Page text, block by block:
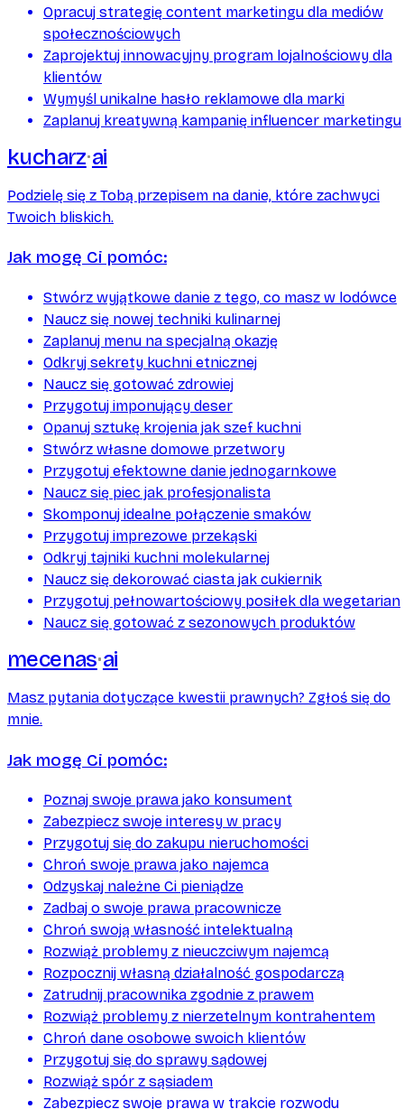
Opracuj strategię content marketingu dla mediów
społecznościowych
Zaprojektuj innowacyjny program lojalnościowy dla
klientów
Wymyśl unikalne hasło reklamowe dla marki
Zaplanuj kreatywną kampanię influencer marketingu
kucharz ai
Podzielę się z Tobą przepisem na danie, które zachwyci
Twoich bliskich.
Jak mogę Ci pomóc:
Stwórz wyjątkowe danie z tego, co masz w lodówce
Naucz się nowej techniki kulinarnej
Zaplanuj menu na specjalną okazję
Odkryj sekrety kuchni etnicznej
Naucz się gotować zdrowiej
Przygotuj imponujący deser
Opanuj sztukę krojenia jak szef kuchni
Stwórz własne domowe przetwory
Przygotuj efektowne danie jednogarnkowe
Naucz się piec jak profesjonalista
Skomponuj idealne połączenie smaków
Przygotuj imprezowe przekąski
Odkryj tajniki kuchni molekularnej
Naucz się dekorować ciasta jak cukiernik
Przygotuj pełnowartościowy posiłek dla wegetarian
Naucz się gotować z sezonowych produktów
mecenas ai
Masz pytania dotyczące kwestii prawnych? Zgłoś się do
mnie.
Jak mogę Ci pomóc:
Poznaj swoje prawa jako konsument
Zabezpiecz swoje interesy w pracy
Przygotuj się do zakupu nieruchomości
Chroń swoje prawa jako najemca
Odzyskaj należne Ci pieniądze
Zadbaj o swoje prawa pracownicze
Chroń swoją własność intelektualną
Rozwiąż problemy z nieuczciwym najemcą
Rozpocznij własną działalność gospodarczą
Zatrudnij pracownika zgodnie z prawem
Rozwiąż problemy z nierzetelnym kontrahentem
Chroń dane osobowe swoich klientów
Przygotuj się do sprawy sądowej
Rozwiąż spór z sąsiadem
Zabezpiecz swoje prawa w trakcie rozwodu